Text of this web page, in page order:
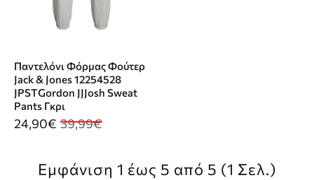
Παντελόνι Φόρμας Φούτερ
Jack & Jones 12254528
JPSTGordon JJJosh Sweat
Pants Γκρι
24,90€ 39,99€
Εμφάνιση 1 έως 5 από 5 (1 Σελ.)